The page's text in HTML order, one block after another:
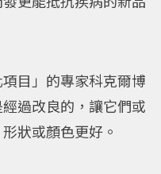
目」的專家科克爾博
過改良的，讓它們或
狀或顏色更好。